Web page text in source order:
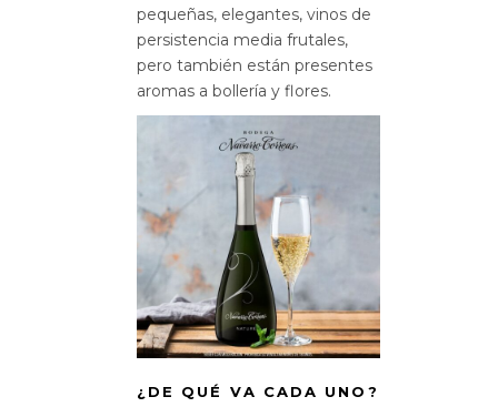
pequeñas, elegantes, vinos de
persistencia media frutales,
pero también están presentes
aromas a bollería y flores.
¿DE QUÉ VA CADA UNO?